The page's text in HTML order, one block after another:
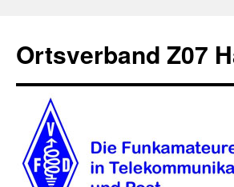
springen
Ortsverband Z07